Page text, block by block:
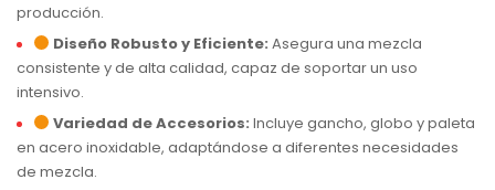
producción.
Diseño Robusto y Eficiente: Asegura una mezcla
consistente y de alta calidad, capaz de soportar un uso
intensivo.
Variedad de Accesorios: Incluye gancho, globo y paleta
en acero inoxidable, adaptándose a diferentes necesidades
de mezcla.